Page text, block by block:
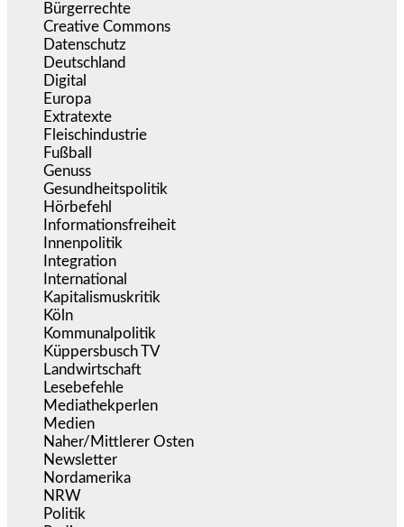
Bürgerrechte
Creative Commons
Datenschutz
Deutschland
Digital
Europa
Extratexte
Fleischindustrie
Fußball
Genuss
Gesundheitspolitik
Hörbefehl
Informationsfreiheit
Innenpolitik
Integration
International
Kapitalismuskritik
Köln
Kommunalpolitik
Küppersbusch TV
Landwirtschaft
Lesebefehle
Mediathekperlen
Medien
Naher/Mittlerer Osten
Newsletter
Nordamerika
NRW
Politik